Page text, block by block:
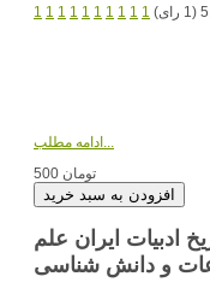
1 1 1 1 1 1 1 1 1 1
ادامه مطلب...
500 تومان
ادبیات ایران علم
و دانش شناسی